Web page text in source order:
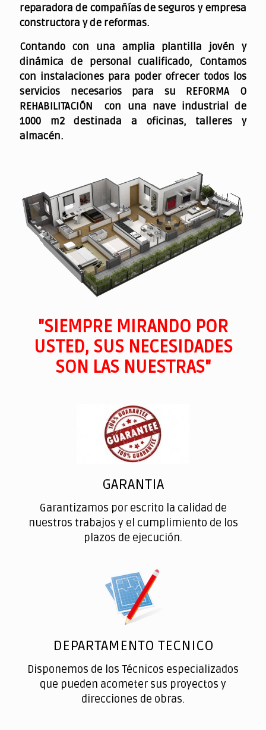
reparadora de compañías de seguros y empresa
constructora y de reformas.
Contando con una amplia plantilla jovén y
dinámica de personal cualificado, Contamos
con instalaciones para poder ofrecer todos los
servicios necesarios para su REFORMA O
REHABILITACIÓN con una nave industrial de
1000 m2 destinada a oficinas, talleres y
almacén.
"SIEMPRE MIRANDO POR
USTED, SUS NECESIDADES
SON LAS NUESTRAS"
GARANTIA
Garantizamos por escrito la calidad de
nuestros trabajos y el cumplimiento de los
plazos de ejecución.
DEPARTAMENTO TECNICO
Disponemos de los Técnicos especializados
que pueden acometer sus proyectos y
direcciones de obras.